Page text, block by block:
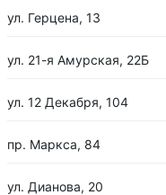
ул. Герцена, 13
ул. 21-я Амурская, 22Б
ул. 12 Декабря, 104
пр. Маркса, 84
ул. Дианова, 20